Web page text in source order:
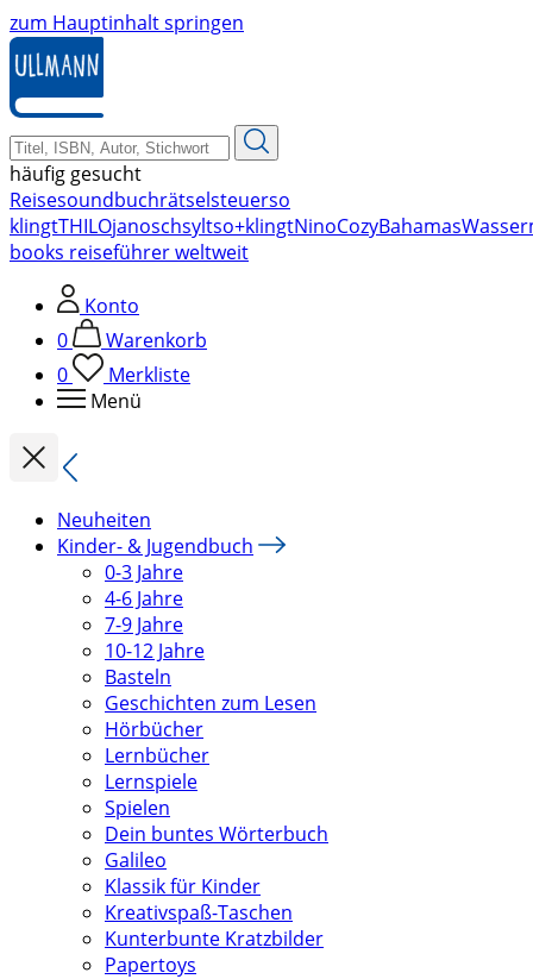
zum Hauptinhalt springen
häufig gesucht
Reisesoundbuchrätselsteuerso
klingtTHILOjanoschsyltso+klingtNinoCozyBahamas
books reiseführer weltweit
Konto
0
Warenkorb
0
Merkliste
Menü
Neuheiten
Kinder- & Jugendbuch
0-3 Jahre
4-6 Jahre
7-9 Jahre
10-12 Jahre
Basteln
Geschichten zum Lesen
Hörbücher
Lernbücher
Lernspiele
Spielen
Dein buntes Wörterbuch
Galileo
Klassik für Kinder
Kreativspaß-Taschen
Kunterbunte Kratzbilder
Papertoys